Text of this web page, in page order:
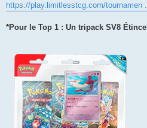
https://play.limitlesstcg.com/tournamen
*Pour le Top 1 : Un tripack SV8